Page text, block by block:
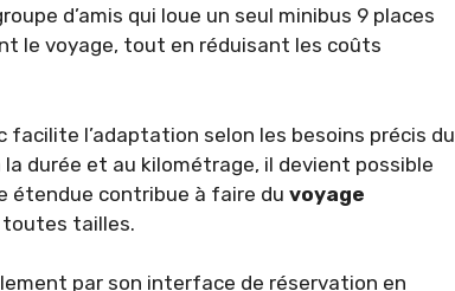
d’amis qui loue un seul minibus 9 places
le voyage, tout en réduisant les coûts
l’adaptation selon les besoins précis du
durée et au kilométrage, il devient possible
étendue contribue à faire du voyage
toutes tailles.
par son interface de réservation en